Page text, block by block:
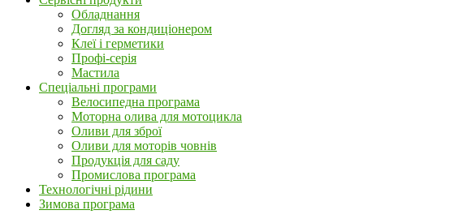
Обладнання
Догляд за кондиціонером
Клеї і герметики
Профі-серія
Мастила
Спеціальні програми
Велосипедна програма
Моторна олива для мотоцикла
Оливи для зброї
Оливи для моторів човнів
Продукція для саду
Промислова програма
Технологічні рідини
Зимова програма